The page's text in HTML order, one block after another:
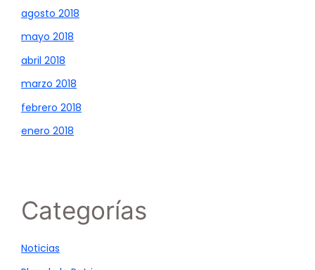
agosto 2018
mayo 2018
abril 2018
marzo 2018
febrero 2018
enero 2018
Categorías
Noticias